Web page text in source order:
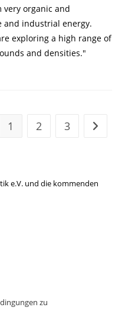
very organic and
and industrial energy.
exploring a high range of
and densities."
1 2 3 Zur
e.V. und die kommenden
zu